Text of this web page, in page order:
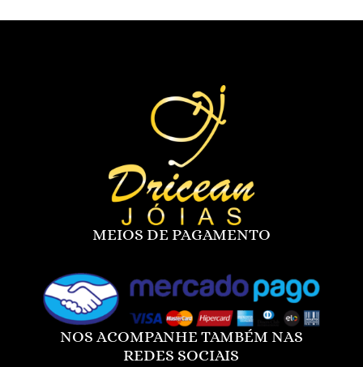
MEIOS DE PAGAMENTO
NOS ACOMPANHE TAMBÉM NAS
REDES SOCIAIS